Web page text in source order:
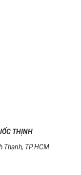
THỊNH
Thạnh, TP.HCM